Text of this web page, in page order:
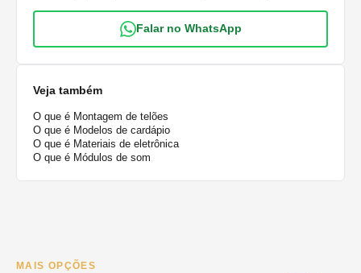
Falar no WhatsApp
Veja também
O que é Montagem de telões
O que é Modelos de cardápio
O que é Materiais de eletrônica
O que é Módulos de som
MAIS OPÇÕES